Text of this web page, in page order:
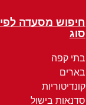
חיפוש מסעדה לפי
סוג
בתי קפה
בארים
קונדיטוריות
סדנאות בישול